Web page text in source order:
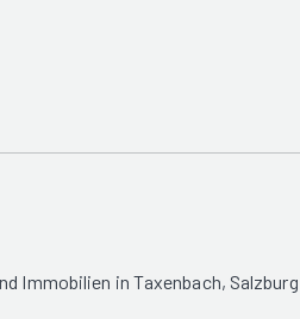
Immobilien in Taxenbach,